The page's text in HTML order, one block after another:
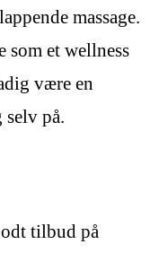
massage.
som et wellness
være en
på.
tilbud på